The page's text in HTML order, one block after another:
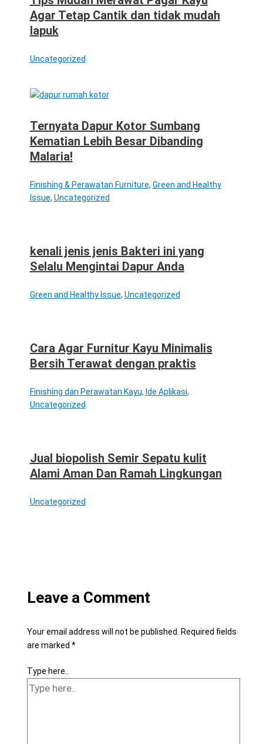
Agar Tetap Cantik dan tidak mudah
lapuk
Uncategorized
Ternyata Dapur Kotor Sumbang
Kematian Lebih Besar Dibanding
Malaria!
Finishing & Perawatan Furniture, Green and Healthy
Issue, Uncategorized
kenali jenis jenis Bakteri ini yang
Selalu Mengintai Dapur Anda
Green and Healthy Issue, Uncategorized
Cara Agar Furnitur Kayu Minimalis
Bersih Terawat dengan praktis
Finishing dan Perawatan Kayu, Ide Aplikasi,
Uncategorized
Jual biopolish Semir Sepatu kulit
Alami Aman Dan Ramah Lingkungan
Uncategorized
Leave a Comment
Your email address will not be published.
Required fields
are marked *
Type here..